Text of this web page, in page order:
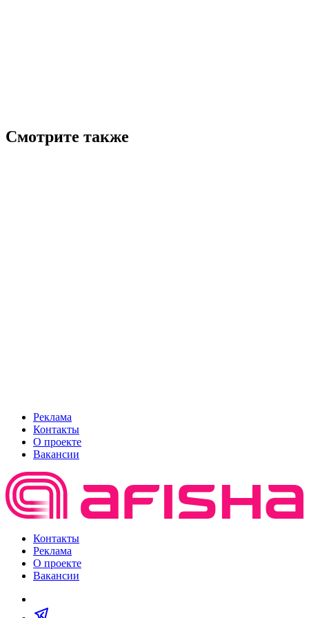
Смотрите также
Реклама
Контакты
О проекте
Вакансии
Контакты
Реклама
О проекте
Вакансии